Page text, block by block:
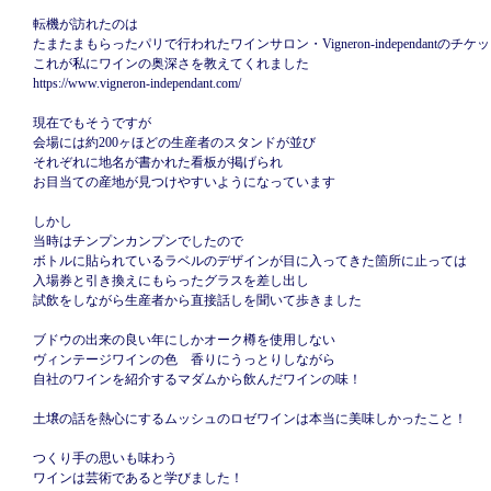
転機が訪れたのは
たまたまもらったパリで行われたワインサロン・Vigneron-independantのチケ
これが私にワインの奥深さを教えてくれました
https://www.vigneron-independant.com/
現在でもそうですが
会場には約200ヶほどの生産者のスタンドが並び
それぞれに地名が書かれた看板が掲げられ
お目当ての産地が見つけやすいようになっています
しかし
当時はチンプンカンプンでしたので
ボトルに貼られているラベルのデザインが目に入ってきた箇所に止っては
入場券と引き換えにもらったグラスを差し出し
試飲をしながら生産者から直接話しを聞いて歩きました
ブドウの出来の良い年にしかオーク樽を使用しない
ヴィンテージワインの色 香りにうっとりしながら
自社のワインを紹介するマダムから飲んだワインの味！
土壌の話を熱心にするムッシュのロゼワインは本当に美味しかったこと！
つくり手の思いも味わう
ワインは芸術であると学びました！